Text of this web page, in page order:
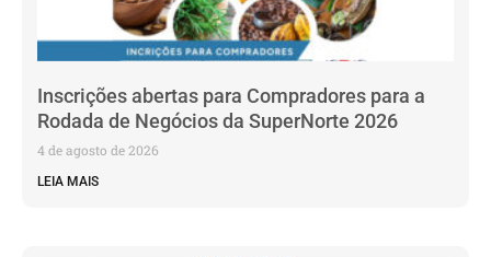
Inscrições abertas para Compradores para a
Rodada de Negócios da SuperNorte 2026
4 de agosto de 2026
LEIA MAIS